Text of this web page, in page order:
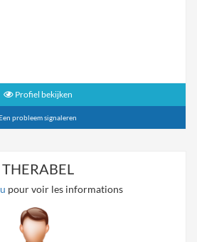
Profiel bekijken
probleem signaleren
THERABEL
pour voir les informations